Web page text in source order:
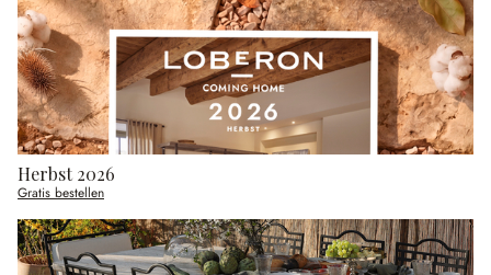
Herbst 2026
Gratis bestellen